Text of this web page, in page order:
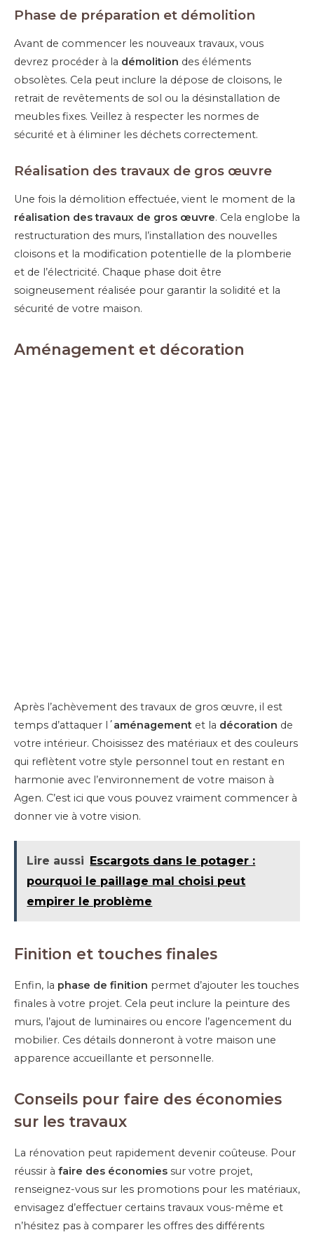
Phase de préparation et démolition
Avant de commencer les nouveaux travaux, vous
devrez procéder à la démolition des éléments
obsolètes. Cela peut inclure la dépose de cloisons, le
retrait de revêtements de sol ou la désinstallation de
meubles fixes. Veillez à respecter les normes de
sécurité et à éliminer les déchets correctement.
Réalisation des travaux de gros œuvre
Une fois la démolition effectuée, vient le moment de la
réalisation des travaux de gros œuvre. Cela englobe la
restructuration des murs, l’installation des nouvelles
cloisons et la modification potentielle de la plomberie
et de l’électricité. Chaque phase doit être
soigneusement réalisée pour garantir la solidité et la
sécurité de votre maison.
Aménagement et décoration
Après l’achèvement des travaux de gros œuvre, il est
temps d’attaquer l΄aménagement et la décoration de
votre intérieur. Choisissez des matériaux et des couleurs
qui reflètent votre style personnel tout en restant en
harmonie avec l’environnement de votre maison à
Agen. C’est ici que vous pouvez vraiment commencer à
donner vie à votre vision.
Lire aussi Escargots dans le potager :
pourquoi le paillage mal choisi peut
empirer le problème
Finition et touches finales
Enfin, la phase de finition permet d’ajouter les touches
finales à votre projet. Cela peut inclure la peinture des
murs, l’ajout de luminaires ou encore l’agencement du
mobilier. Ces détails donneront à votre maison une
apparence accueillante et personnelle.
Conseils pour faire des économies
sur les travaux
La rénovation peut rapidement devenir coûteuse. Pour
réussir à faire des économies sur votre projet,
renseignez-vous sur les promotions pour les matériaux,
envisagez d’effectuer certains travaux vous-même et
n’hésitez pas à comparer les offres des différents